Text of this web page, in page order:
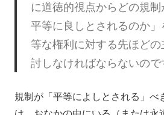
に道徳的視点からどの規
平等に良しとされるのか
等な権利に対する先ほど
討しなければならないので
規制が「平等によしとされる」べ